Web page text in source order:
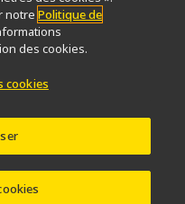
© 2026 Nikon Instruments Inc.
notrePolitique de
des cookies.
cookies